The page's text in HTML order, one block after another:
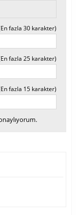
fazla 30 karakter)
fazla 25 karakter)
fazla 15 karakter)